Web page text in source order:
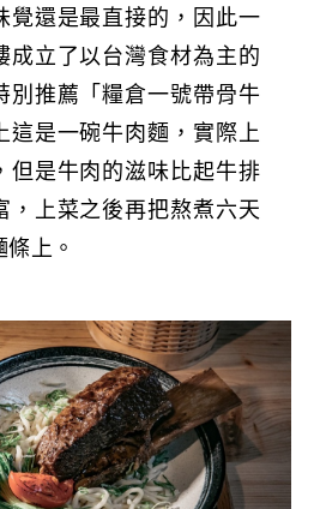
覺還是最直接的，因此一
成立了以台灣食材為主的
別推薦「糧倉一號帶骨牛
這是一碗牛肉麵，實際上
但是牛肉的滋味比起牛排
，上菜之後再把熬煮六天
上。